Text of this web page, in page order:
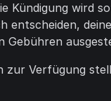
Kündigung wird
entscheiden,
zur Verfügung